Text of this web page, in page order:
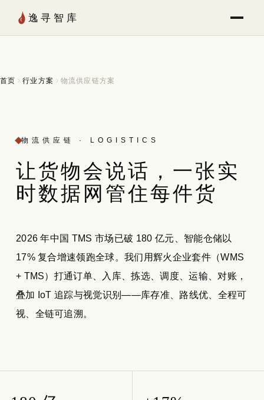
Skip to Content
逸寻智库
首页 行业方案 物流供应链方案
物流供应链 · LOGISTICS
让货物会说话， 一张实
时数据网管住每件货
2026 年中国 TMS 市场已破 180 亿元、智能仓储以
17% 复合增速领跑全球。我们用辉火企业套件（WMS
+ TMS）打通订单、入库、拣选、调度、运输、对账，
叠加 IoT 追踪与视觉识别——库存准、路线优、全程可
视、全链可追溯。